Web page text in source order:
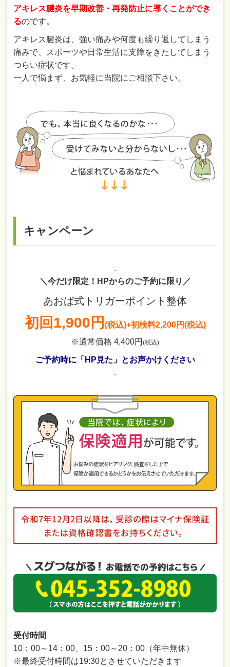
アキレス腱炎を早期改善・再発防止に導くことができ
るのです。
アキレス腱炎は、強い痛みや何度も繰り返してしまう
痛みで、スポーツや日常生活に支障をきたしてしまう
つらい症状です。
一人で悩まず、お気軽に当院にご相談下さい。
キャンペーン
.
＼今だけ限定！HPからのご予約に限り／
あおば式トリガーポイント整体
初回1,900円 (税込)+初検料2,200円(税込)
※通常価格 4,400円 (税込)
ご予約時に「HP見た」とお声かけください
.
受付時間
10：00～14：00、15：00～20：00（年中無休）
※最終受付時間は19:30とさせていただきます